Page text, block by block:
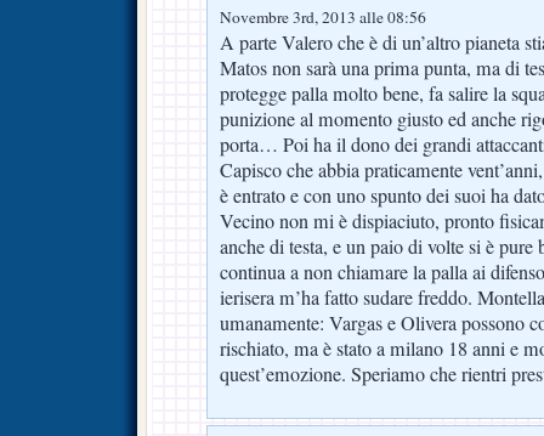
Novembre 3rd, 2013 alle 08:56
A parte Valero che è di un’altro pianeta
Matos non sarà una prima punta, ma di
protegge palla molto bene, fa salire la
punizione al momento giusto ed anche
porta… Poi ha il dono dei grandi
Capisco che abbia praticamente
è entrato e con uno spunto dei suoi ha
Vecino non mi è dispiaciuto, pronto
anche di testa, e un paio di volte si è pure
continua a non chiamare la palla ai
ierisera m’ha fatto sudare freddo.
umanamente: Vargas e Olivera possono
rischiato, ma è stato a milano 18 anni e
quest’emozione. Speriamo che rientri